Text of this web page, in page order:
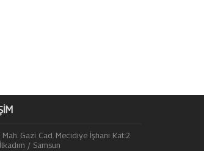
Mah. Gazi Cad. Mecidiye İşhanı Kat:2
/ Samsun